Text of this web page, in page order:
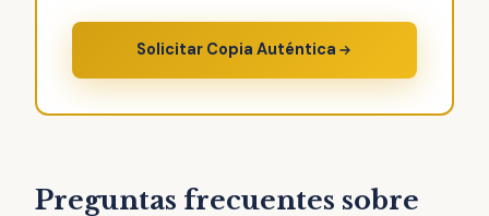
Solicitar Copia Auténtica
Preguntas frecuentes sobre